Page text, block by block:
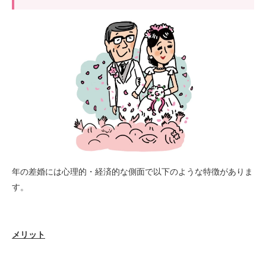
年の差婚には心理的・経済的な側面で以下のような特徴がありま
す。
メリット